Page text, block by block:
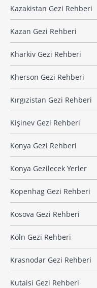
Kazakistan Gezi Rehberi
Kazan Gezi Rehberi
Kharkiv Gezi Rehberi
Kherson Gezi Rehberi
Kırgızistan Gezi Rehberi
Kişinev Gezi Rehberi
Konya Gezi Rehberi
Konya Gezilecek Yerler
Kopenhag Gezi Rehberi
Kosova Gezi Rehberi
Köln Gezi Rehberi
Krasnodar Gezi Rehberi
Kutaisi Gezi Rehberi